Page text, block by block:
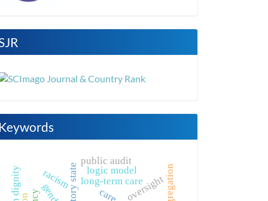
Keywords
care
long-term care
racism oversight
logic model
public audit